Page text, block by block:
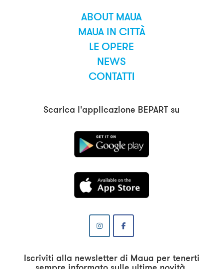
ABOUT MAUA
MAUA IN CITTÀ
LE OPERE
NEWS
CONTATTI
Scarica l'applicazione BEPART su
Iscriviti alla newsletter di Maua per tenerti